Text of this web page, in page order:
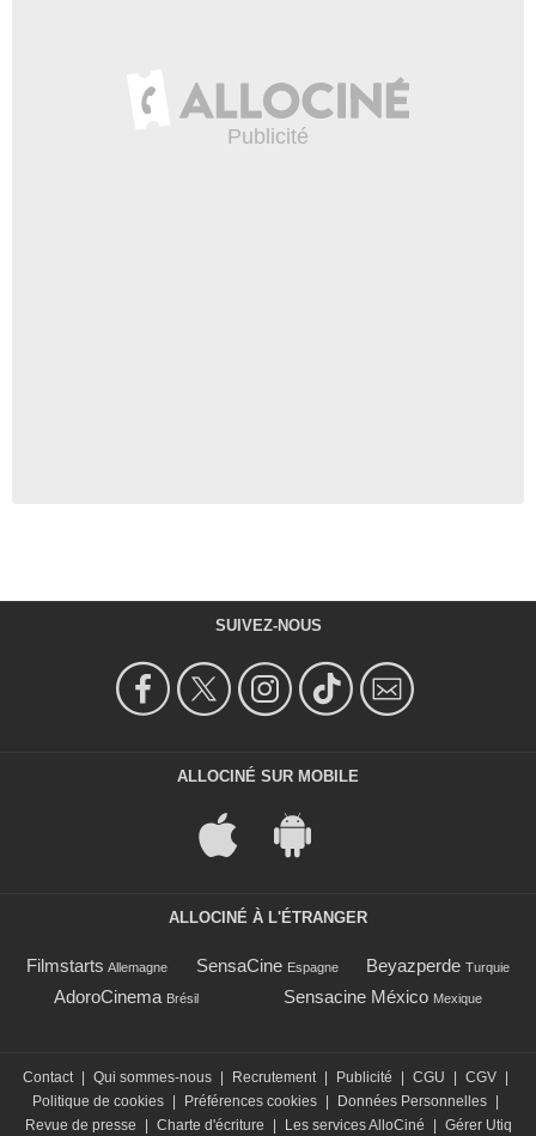
SUIVEZ-NOUS
ALLOCINÉ SUR MOBILE
ALLOCINÉ À L'ÉTRANGER
Filmstarts Allemagne SensaCine Espagne Beyazperde Turquie
AdoroCinema Brésil Sensacine México Mexique
Contact Qui sommes-nous Recrutement Publicité CGU CGV
Politique de cookies
Préférences cookies Données Personnelles
Revue de presse
Charte d'écriture Les services AlloCiné Gérer Utiq